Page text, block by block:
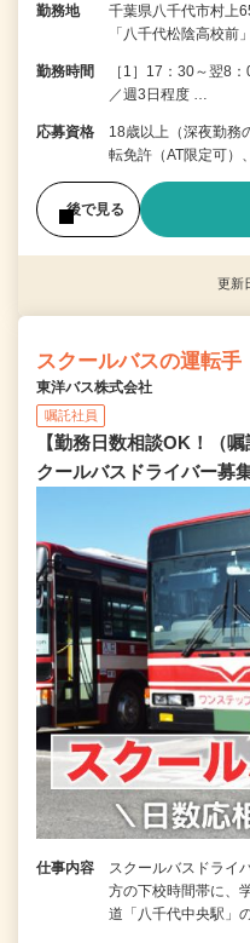
勤務地
千葉県八千代市村上
「八千代松陰高校前
勤務時間
［1］17：30～翌8
／週3日程度 …
応募資格
18歳以上（深夜勤務
転免許（AT限定可）
後で見る
更新
スクールバスの運転手
東洋バス株式会社
嘱託社員
【勤務日数相談OK！（
クールバスドライバー募
仕事内容
スクールバスドライ
方の下校時間帯に、
道「八千代中央駅」